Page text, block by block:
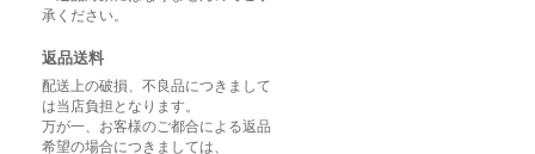
承ください。
返品送料
配送上の破損、不良品につきまして
は当店負担となります。
万が一、お客様のご都合による返品
希望の場合につきましては、